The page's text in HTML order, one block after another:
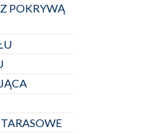
POKRYWĄ